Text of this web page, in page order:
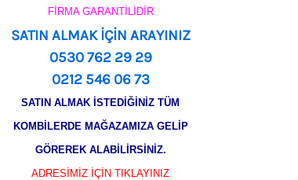
FİRMA GARANTİLİDİR
SATIN ALMAK İÇİN ARAYINIZ
0530 762 29 29
0212 546 06 73
SATIN ALMAK İSTEDİĞİNİZ TÜM
KOMBİLERDE MAĞAZAMIZA GELİP
GÖREREK ALABİLİRSİNİZ.
ADRESİMİZ İÇİN TIKLAYINIZ